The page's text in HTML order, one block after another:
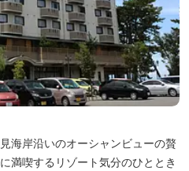
海岸沿いのオーシャンビューの贅
満喫するリゾート気分のひととき